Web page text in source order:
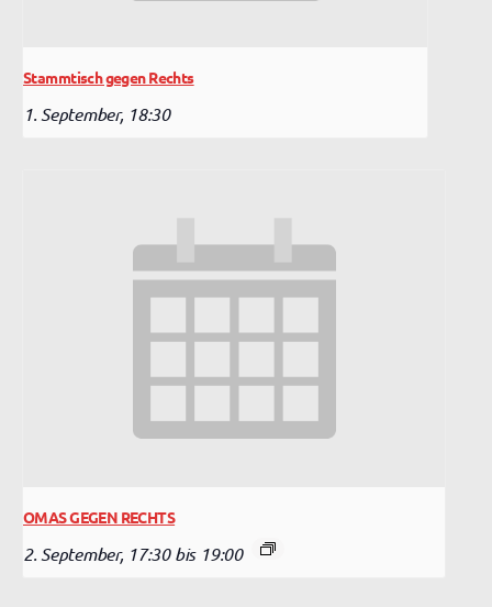
Stammtisch gegen Rechts
1. September, 18:30
OMAS GEGEN RECHTS
2. September, 17:30 bis 19:00